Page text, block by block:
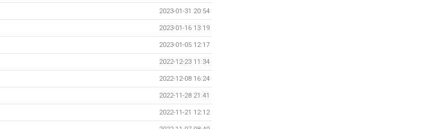
2023-01-31 20:54
2023-01-16 13:19
2023-01-05 12:17
2022-12-23 11:34
2022-12-08 16:24
2022-11-28 21:41
2022-11-21 12:12